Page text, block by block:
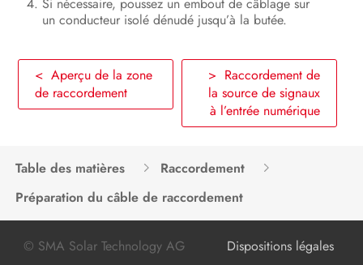
un conducteur isolé dénudé jusqu’à la butée.
< Aperçu de la zone
de raccordement
> Raccordement de
la source de signaux
à l’entrée numérique
Table des matières
Raccordement
Préparation du câble de raccordement
© SMA Solar Technology AG Dispositions légales
Contact
Déclaration de conformité UE
Informations sur le respect des
spécifications